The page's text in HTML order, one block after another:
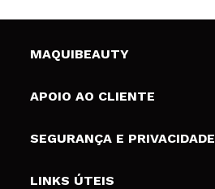
MAQUIBEAUTY
Sobre nós
Gift Cards
APOIO AO CLIENTE
Envios e Devoluções
Formas de pagamento
SEGURANÇA E PRIVACIDADE
Termos e Privacidade
LINKS ÚTEIS